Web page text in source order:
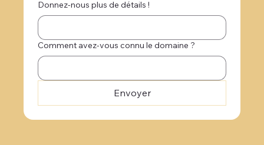
Donnez-nous plus de détails !
Comment avez-vous connu le domaine ?
Envoyer